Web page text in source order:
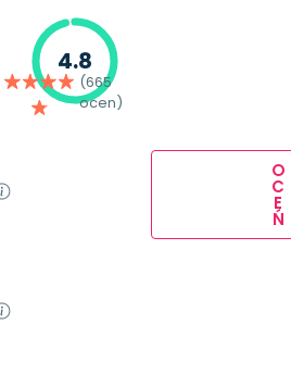
4.8
(665
ocen)
O
C
E
Ń